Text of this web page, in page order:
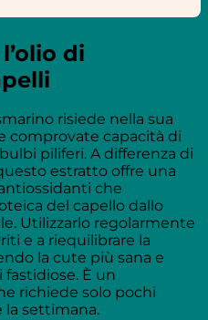
di
risiede nella sua
comprovate capacità di
piliferi. A differenza di
estratto offre una
che
del capello dallo
Utilizzarlo regolarmente
e a riequilibrare la
la cute più sana e
È un
richiede solo pochi
la settimana.